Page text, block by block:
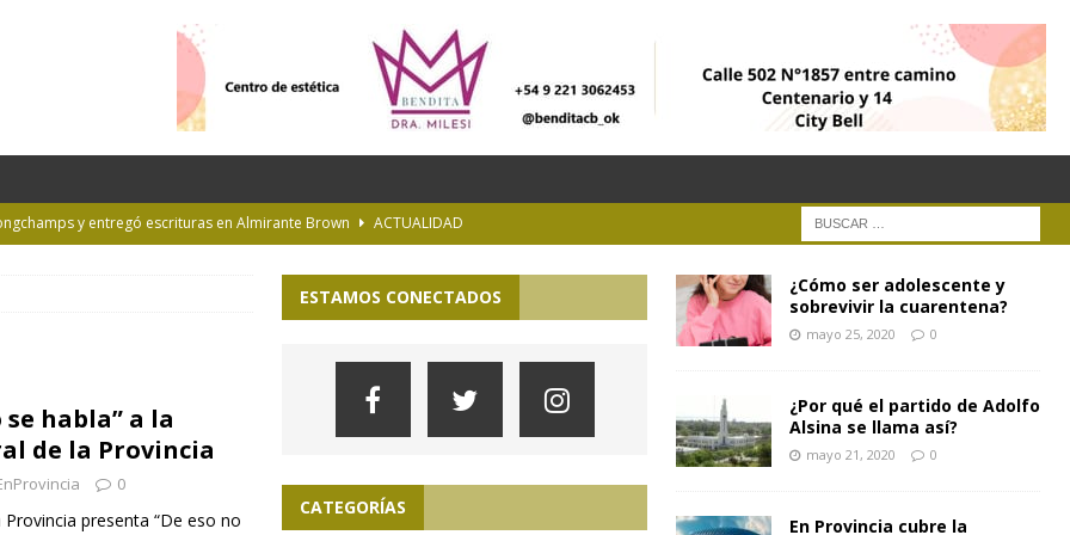
y entregó escrituras en Almirante Brown
ACTUALIDAD
Diplomatura en Trasplante y Ablación de Órganos y Tejidos
INTERÉS
por una tormenta a casi 10 mil metros de altura
se habla” a la
de la Provincia
0
presenta “De eso no
ESTAMOS CONECTADOS
CATEGORÍAS
¿Cómo ser adolescente y
sobrevivir la cuarentena?
mayo 25, 2020 0
¿Por qué el partido de Adolfo
Alsina se llama así?
mayo 21, 2020 0
En Provincia cubre la